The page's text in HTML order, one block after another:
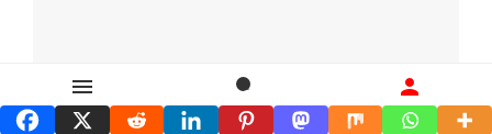
Danh mục Tìm kiếm Liên hệ